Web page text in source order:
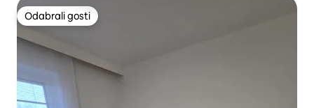
Odabrali gosti
Odabrali gosti